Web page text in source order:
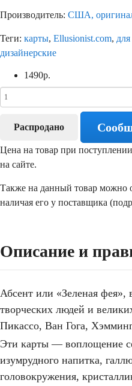
Производитель: США,
Теги: карты, Ellusionist.com,
дизайнерские
1490р.
Распродано
Цена на товар при
на сайте.
Также на данный товар можно
наличая его у поставщика
Описание и
Абсент или «Зеленая фея»,
творческих людей и
Пикассо, Ван Гога,
Эти карты — воплощение
изумрудного напитка,
головокружения,